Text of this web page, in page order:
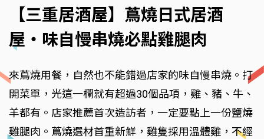
【三重居酒屋】蔦燒日式居酒
屋‧味自慢串燒必點雞腿肉
來蔦燒用餐，自然也不能錯過店家的味自慢串燒。打
開菜單，光這一欄就有超過30個品項，雞、豬、牛、
羊都有。店家推薦首次造訪者，一定要點上一份鹽燒
雞腿肉。蔦燒選材首重新鮮，雞隻採用溫體雞，不經